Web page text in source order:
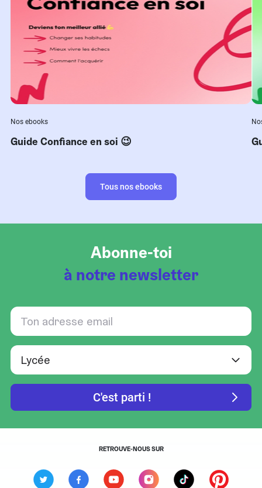
Nos ebooks
Guide Confiance en soi 😉
Tous nos ebooks
Abonne-toi
à notre newsletter
RETROUVE-NOUS SUR